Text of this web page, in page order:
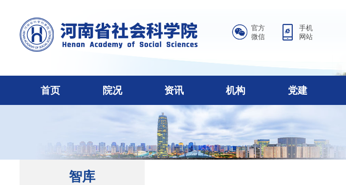
官方
微信
手机
网站
首页 院况 资讯 机构 党建
智库